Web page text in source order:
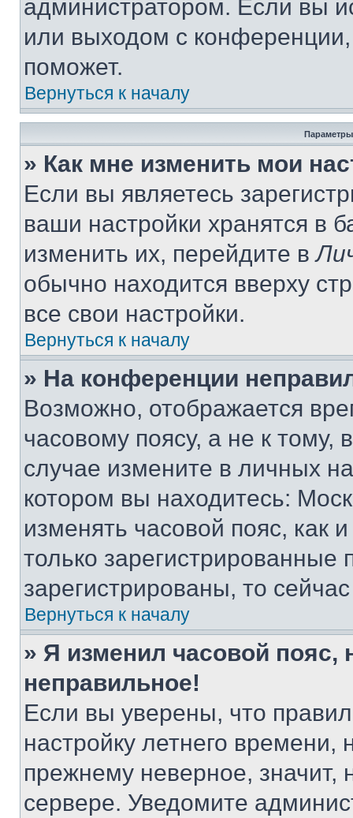
администратором. Если вы
или выходом с
поможет.
Вернуться к началу
Параметры
» Как мне изменить мои
Если вы являетесь
ваши настройки хранятся в
изменить их, перейдите в
обычно находится вверху
все свои настройки.
Вернуться к началу
» На конференции
Возможно, отображается
часовому поясу, а не к тому,
случае измените в личных
котором вы находитесь:
изменять часовой пояс, как
только
зарегистрированы, то
Вернуться к началу
» Я изменил часовой пояс,
неправильное!
Если вы уверены, что
настройку летнего
прежнему неверное, значит,
сервере. Уведомите